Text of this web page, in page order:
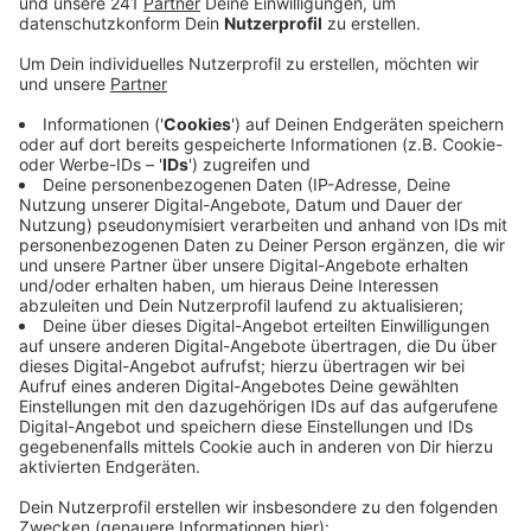
Konzern jetzt Revision beim obersten Gericht der
Vereinigten Staaten, dem Supreme Court
beantragt.
Anzeige
Sollte das Gericht den Fall zur Entscheidung
annehmen und im Sinne von Bayer urteilen, hätte dies
eine Signalwirkung. Bayer verspricht sich davon, die
Streitigkeiten im Grunde beenden zu können.
Konzernchef Werner Baumann rechnet damit, dass die
Richter in den kommenden sechs Monaten über eine
Annahme des Antrags entscheiden. Bei den
Rechtsstreitigkeiten geht es um angebliche
Glyphosat enthält.